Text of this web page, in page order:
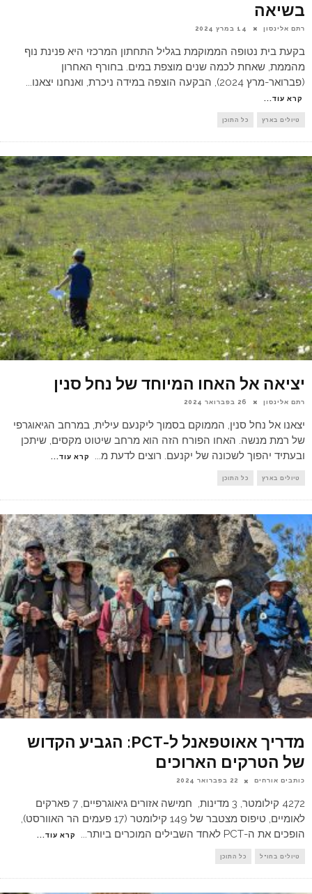
בשיאה
רתם אלינסון 14 במרץ 2024
בקעת בית נטופה הממוקמת בגליל התחתון המרכזי היא פנינת נוף
מהממת, שאחת לכמה שנים מוצפת במים. בחורף האחרון
(פברואר-מרץ 2024), הבקעה הוצפה במידה ניכרת, ואנחנו יצאנו
...
קרא עוד...
טיולים בארץ כל התוכן
יציאה אל האחו המיוחד של נחל סנין
רתם אלינסון 26 בפברואר 2024
יצאנו אל נחל סנין, הממוקם בסמוך ליקנעם עילית, במרחב הגיאוגרפי
של רמת מנשה. האחו הפורח הזה הוא מרחב שיטוט מקסים, שיתכן
ובעתיד יהפוך לשכונה של יקנעם. רוצים לדעת מ... קרא עוד...
טיולים בארץ כל התוכן
מדריך אאוטפאנל ל-PCT: הגביע הקדוש
של הטרקים הארוכים
כותבים אורחים 22 בפברואר 2024
4272 קילומטר, 3 מדינות, חמישה אזורים גיאוגרפיים, 7 פארקים
לאומיים, טיפוס מצטבר של 149 קילומטר (17 פעמים הר האוורסט),
הופכים את ה-PCT לאחד השבילים המוכרים ביותר
... קרא עוד...
טיולים בחו"ל כל התוכן